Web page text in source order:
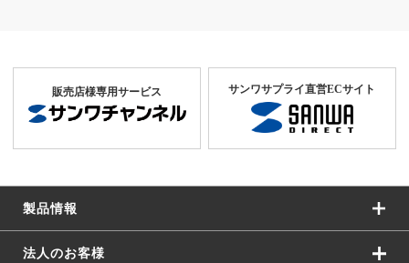
販売店様専用サービス サンワサプライ直営ECサイト
製品情報
法人のお客様